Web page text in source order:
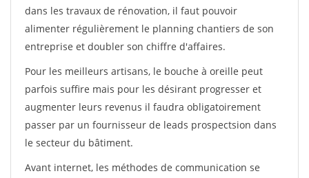
dans les travaux de rénovation, il faut pouvoir
alimenter régulièrement le planning chantiers de son
entreprise et doubler son chiffre d'affaires.
Pour les meilleurs artisans, le bouche à oreille peut
parfois suffire mais pour les désirant progresser et
augmenter leurs revenus il faudra obligatoirement
passer par un fournisseur de leads prospectsion dans
le secteur du bâtiment.
Avant internet, les méthodes de communication se